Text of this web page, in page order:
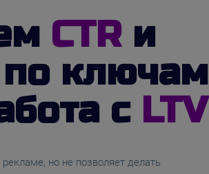
CTRи
ключам
с LTV
но не позволяет делать